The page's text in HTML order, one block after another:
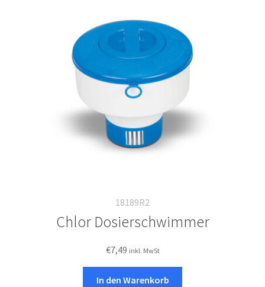
18189R2
Chlor Dosierschwimmer
€7,49 inkl. MwSt
In den Warenkorb